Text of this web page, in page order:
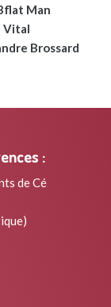
Man
Vital
Brossard
:
de Cé